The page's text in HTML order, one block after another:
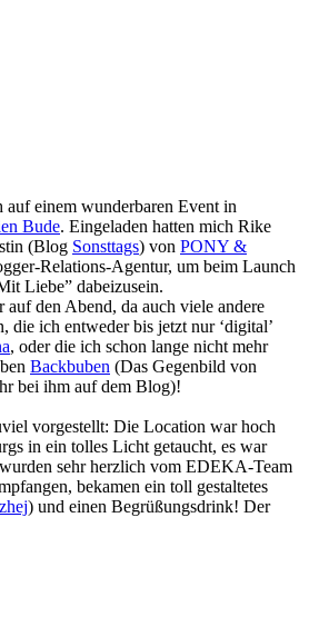
einem wunderbaren Event in
Bude. Eingeladen hatten mich Rike
(Blog Sonsttags) von PONY &
Relations-Agentur, um beim Launch
Liebe” dabeizusein.
auf den Abend, da auch viele andere
die ich entweder bis jetzt nur ‘digital’
, oder die ich schon lange nicht mehr
Backbuben (Das Gegenbild von
bei ihm auf dem Blog)!
vorgestellt: Die Location war hoch
in ein tolles Licht getaucht, es war
sehr herzlich vom EDEKA-Team
bekamen ein toll gestaltetes
) und einen Begrüßungsdrink! Der